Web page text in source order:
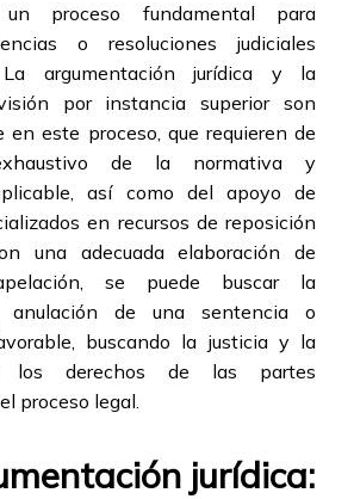
proceso fundamental para
o resoluciones judiciales
La argumentación jurídica y la
por instancia superior son
en este proceso, que requieren de
de la normativa y
así como del apoyo de
en recursos de reposición
una adecuada elaboración de
se puede buscar la
anulación de una sentencia o
buscando la justicia y la
los derechos de las partes
proceso legal.
jurídica: